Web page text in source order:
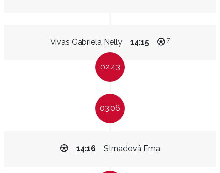
Vivas Gabriela Nelly 14:15 7
02:43
03:06
Strnadová Ema
14:16